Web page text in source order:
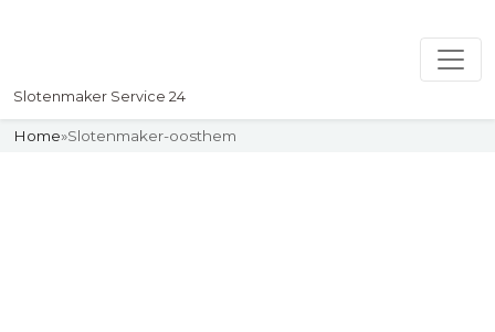
Slotenmaker Service 24
Home»Slotenmaker-oosthem